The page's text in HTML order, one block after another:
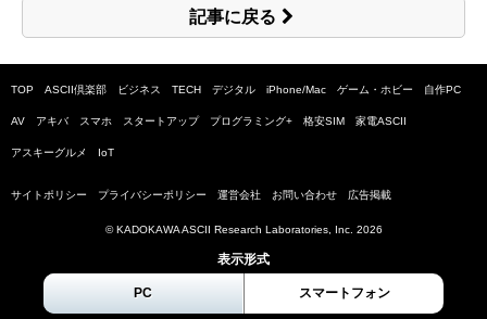
記事に戻る
TOP ASCII倶楽部 ビジネス TECH デジタル iPhone/Mac ゲーム・ホビー 自作PC
AV アキバ スマホ スタートアップ プログラミング+ 格安SIM 家電ASCII
アスキーグルメ IoT
サイトポリシー プライバシーポリシー 運営会社 お問い合わせ 広告掲載
© KADOKAWA ASCII Research Laboratories, Inc. 2026
表示形式
PC スマートフォン